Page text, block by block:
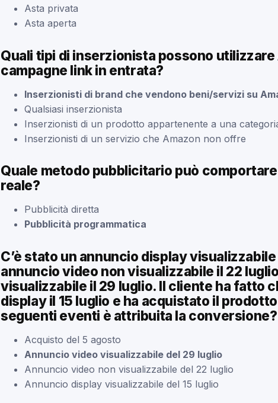
Asta privata
Asta aperta
Quali tipi di inserzionista possono utilizzare
campagne link in entrata?
Inserzionisti di brand che vendono beni/servizi su
Qualsiasi inserzionista
Inserzionisti di un prodotto appartenente a una
Inserzionisti di un servizio che Amazon non offre
Quale metodo pubblicitario può
reale?
Pubblicità diretta
Pubblicità programmatica
C’è stato un annuncio display visualizzabile
annuncio video non visualizzabile il 22
visualizzabile il 29 luglio. Il cliente ha fatto
display il 15 luglio e ha acquistato il
seguenti eventi è attribuita la conversione?
Acquisto del 5 agosto
Annuncio video visualizzabile del 29 luglio
Annuncio video non visualizzabile del 22 luglio
Annuncio display visualizzabile del 15 luglio